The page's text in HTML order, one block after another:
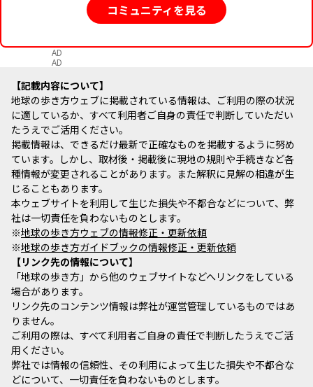
コミュニティを見る
AD
AD
記載内容について
地球の歩き方ウェブに掲載されている情報は、ご利用の際の状況
に適しているか、すべて利用者ご自身の責任で判断していただい
たうえでご活用ください。
掲載情報は、できるだけ最新で正確なものを掲載するように努め
ています。しかし、取材後・掲載後に現地の規則や手続きなど各
種情報が変更されることがあります。また解釈に見解の相違が生
じることもあります。
本ウェブサイトを利用して生じた損失や不都合などについて、弊
社は一切責任を負わないものとします。
※地球の歩き方ウェブの情報修正・更新依頼
※地球の歩き方ガイドブックの情報修正・更新依頼
リンク先の情報について
「地球の歩き方」から他のウェブサイトなどへリンクをしている
場合があります。
リンク先のコンテンツ情報は弊社が運営管理しているものではあ
りません。
ご利用の際は、すべて利用者ご自身の責任で判断したうえでご活
用ください。
弊社では情報の信頼性、その利用によって生じた損失や不都合な
どについて、一切責任を負わないものとします。